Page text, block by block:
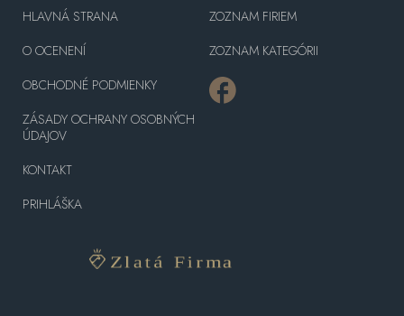
HLAVNÁ STRANA
O OCENENÍ
OBCHODNÉ PODMIENKY
ZÁSADY OCHRANY OSOBNÝCH
ÚDAJOV
KONTAKT
PRIHLÁŠKA
ZOZNAM FIRIEM
ZOZNAM KATEGÓRII